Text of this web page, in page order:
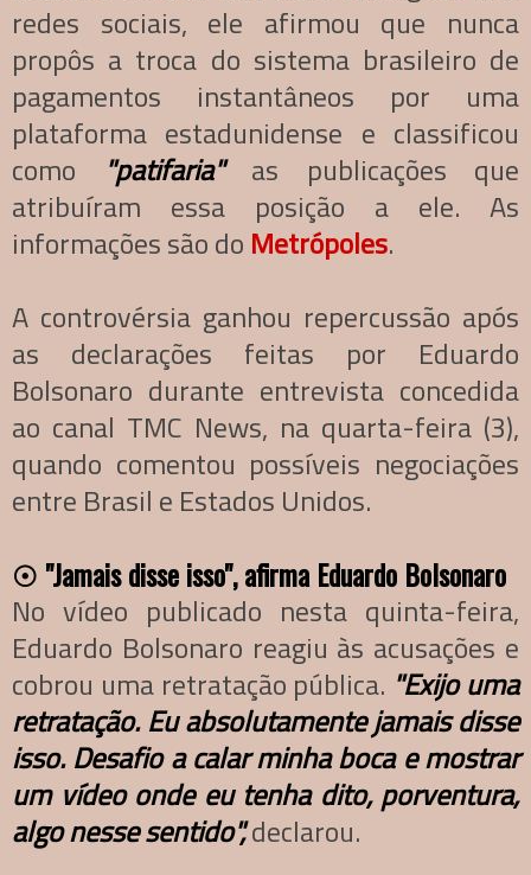
redes sociais, ele afirmou que nunca
propôs a troca do sistema brasileiro de
pagamentos instantâneos por uma
plataforma estadunidense e classificou
como
"patifaria"as publicações que
atribuíram essa posição a ele. As
informações são do Metrópoles.
A controvérsia ganhou repercussão após
as declarações feitas por Eduardo
Bolsonaro durante entrevista concedida
ao canal TMC News, na quarta-feira (3),
quando comentou possíveis negociações
entre Brasil e Estados Unidos.
☉ "Jamais disse isso", afirma Eduardo Bolsonaro
No vídeo publicado nesta quinta-feira,
Eduardo Bolsonaro reagiu às acusações e
cobrou uma retratação pública. "Exijo uma
retratação. Eu absolutamente jamais disse
isso. Desafio a calar minha boca e mostrar
um vídeo onde eu tenha dito, porventura,
algo nesse sentido",declarou.